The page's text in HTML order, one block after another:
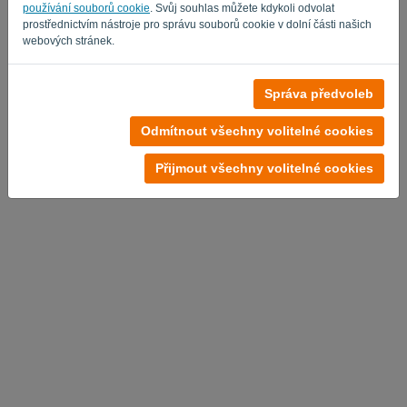
používání souborů cookie . Svůj souhlas můžete kdykoli odvolat
prostřednictvím nástroje pro správu souborů cookie v dolní části našich
webových stránek.
Správa předvoleb
Odmítnout všechny volitelné cookies
Přijmout všechny volitelné cookies